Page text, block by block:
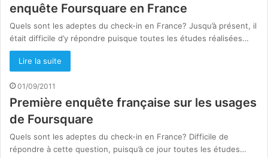
enquête Foursquare en France
Quels sont les adeptes du check-in en France? Jusqu’à présent, il
était difficile d’y répondre puisque toutes les études réalisées…
Lire la suite
01/09/2011
Première enquête française sur les usages
de Foursquare
Quels sont les adeptes du check-in en France? Difficile de
répondre à cette question, puisqu’à ce jour toutes les études…